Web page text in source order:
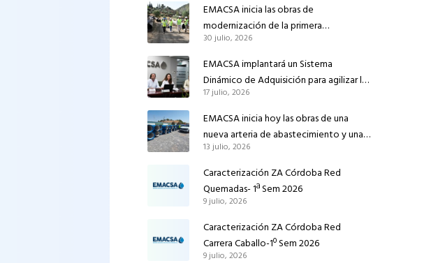
EMACSA inicia las obras de
modernización de la primera
conducción de abastecimiento para
reforzar el suministro de agua de
Córdoba
30 julio, 2026
EMACSA implantará un Sistema
Dinámico de Adquisición para agilizar la
contratación de obras en sus redes e
instalaciones
17 julio, 2026
EMACSA inicia hoy las obras de una
nueva arteria de abastecimiento y una
red de agua no potable en Ingeniero
Ruiz de Azúa
13 julio, 2026
Caracterización ZA Córdoba Red
Quemadas- 1ª Sem 2026
9 julio, 2026
Caracterización ZA Córdoba Red
Carrera Caballo-1º Sem 2026
9 julio, 2026